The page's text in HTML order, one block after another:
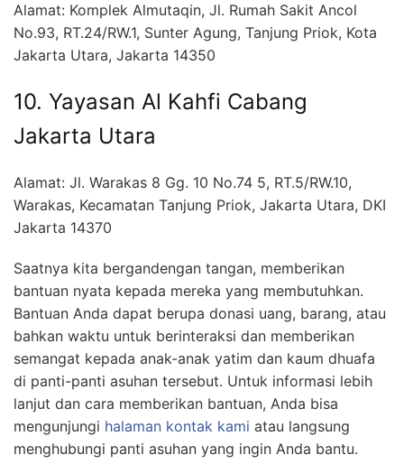
Alamat: Komplek Almutaqin, Jl. Rumah Sakit Ancol
No.93, RT.24/RW.1, Sunter Agung, Tanjung Priok, Kota
Jakarta Utara, Jakarta 14350
10. Yayasan Al Kahfi Cabang
Jakarta Utara
Alamat: Jl. Warakas 8 Gg. 10 No.74 5, RT.5/RW.10,
Warakas, Kecamatan Tanjung Priok, Jakarta Utara, DKI
Jakarta 14370
Saatnya kita bergandengan tangan, memberikan
bantuan nyata kepada mereka yang membutuhkan.
Bantuan Anda dapat berupa donasi uang, barang, atau
bahkan waktu untuk berinteraksi dan memberikan
semangat kepada anak-anak yatim dan kaum dhuafa
di panti-panti asuhan tersebut. Untuk informasi lebih
lanjut dan cara memberikan bantuan, Anda bisa
mengunjungi halaman kontak kami atau langsung
menghubungi panti asuhan yang ingin Anda bantu.